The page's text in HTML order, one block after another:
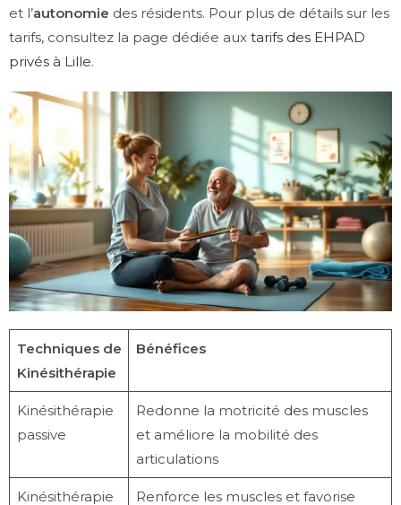
et l’autonomie des résidents. Pour plus de détails sur les
tarifs, consultez la page dédiée aux tarifs des EHPAD
privés à Lille.
Techniques de
Kinésithérapie
Bénéfices
Kinésithérapie
passive
Redonne la motricité des muscles
et améliore la mobilité des
articulations
Kinésithérapie
Renforce les muscles et favorise